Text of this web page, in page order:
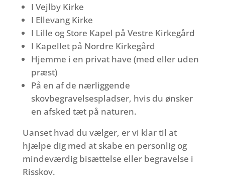
I Vejlby Kirke
I Ellevang Kirke
I Lille og Store Kapel på Vestre Kirkegård
I Kapellet på Nordre Kirkegård
Hjemme i en privat have (med eller uden
præst)
På en af de nærliggende
skovbegravelsespladser, hvis du ønsker
en afsked tæt på naturen.
Uanset hvad du vælger, er vi klar til at
hjælpe dig med at skabe en personlig og
mindeværdig bisættelse eller begravelse i
Risskov.